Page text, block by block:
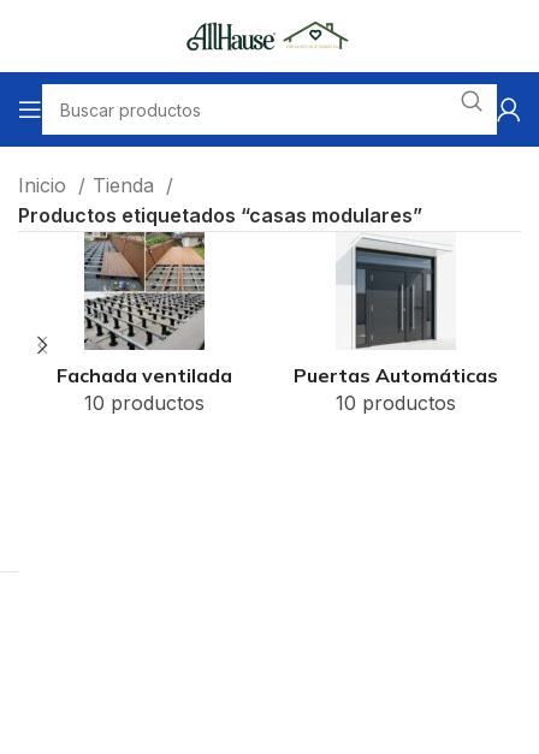
Inicio
Tienda
Productos etiquetados “casas modulares”
Fachada ventilada
10 productos
Puertas Automáticas
10 productos